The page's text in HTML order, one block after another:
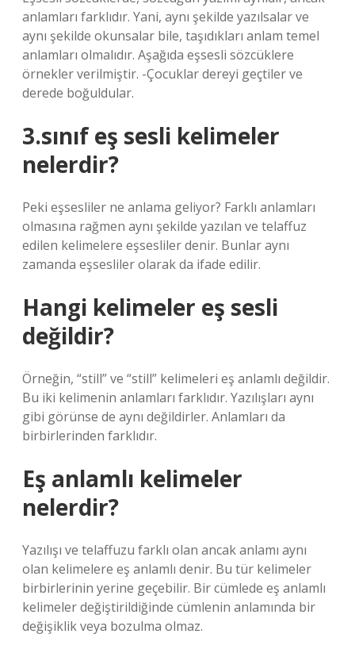
anlamları farklıdır. Yani, aynı şekilde yazılsalar ve
aynı şekilde okunsalar bile, taşıdıkları anlam temel
anlamları olmalıdır. Aşağıda eşsesli sözcüklere
örnekler verilmiştir. -Çocuklar dereyi geçtiler ve
derede boğuldular.
3.sınıf eş sesli kelimeler
nelerdir?
Peki eşsesliler ne anlama geliyor? Farklı anlamları
olmasına rağmen aynı şekilde yazılan ve telaffuz
edilen kelimelere eşsesliler denir. Bunlar aynı
zamanda eşsesliler olarak da ifade edilir.
Hangi kelimeler eş sesli
değildir?
Örneğin, “still” ve “still” kelimeleri eş anlamlı değildir.
Bu iki kelimenin anlamları farklıdır. Yazılışları aynı
gibi görünse de aynı değildirler. Anlamları da
birbirlerinden farklıdır.
Eş anlamlı kelimeler
nelerdir?
Yazılışı ve telaffuzu farklı olan ancak anlamı aynı
olan kelimelere eş anlamlı denir. Bu tür kelimeler
birbirlerinin yerine geçebilir. Bir cümlede eş anlamlı
kelimeler değiştirildiğinde cümlenin anlamında bir
değişiklik veya bozulma olmaz.